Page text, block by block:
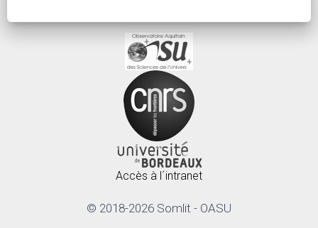
Accès à l´intranet
© 2018-2026 Somlit - OASU